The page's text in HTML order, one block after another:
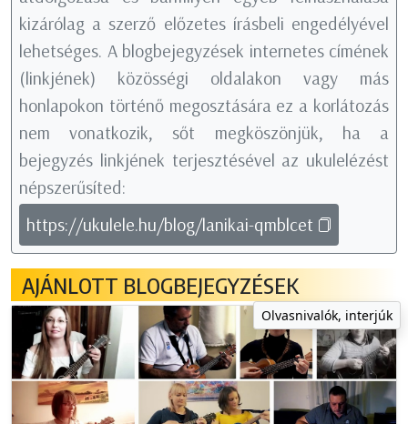
kizárólag a szerző előzetes írásbeli engedélyével
lehetséges. A blogbejegyzések internetes címének
(linkjének) közösségi oldalakon vagy más
honlapokon történő megosztására ez a korlátozás
nem vonatkozik, sőt megköszönjük, ha a
bejegyzés linkjének terjesztésével az ukulelézést
népszerűsíted:
https://ukulele.hu/blog/lanikai-qmblcet
AJÁNLOTT BLOGBEJEGYZÉSEK
Olvasnivalók, interjúk